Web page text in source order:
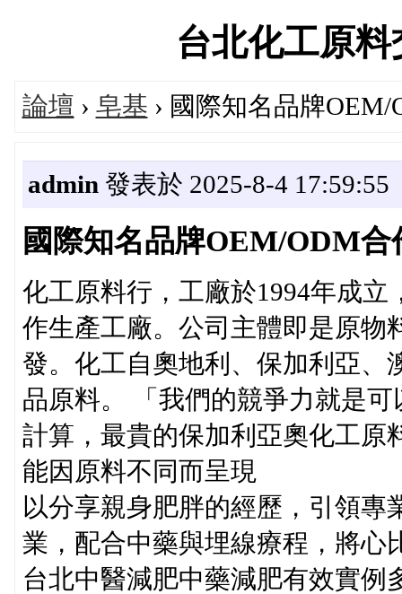
台北化工原
論壇 › 皂基 › 國際知名品牌
admin 發表於 2025-8-4 17:59:55
國際知名品牌OEM/ODM合
化工原料行，工廠於1994年成
作生產工廠。公司主體即是原物
發。化工自奧地利、保加利亞、
品原料。 「我們的競爭力就是
計算，最貴的保加利亞奧化工原
能因原料不同而呈現
以分享親身肥胖的經歷，引領
業，配合中藥與埋線療程，將心
台北中醫減肥中藥減肥有效實例